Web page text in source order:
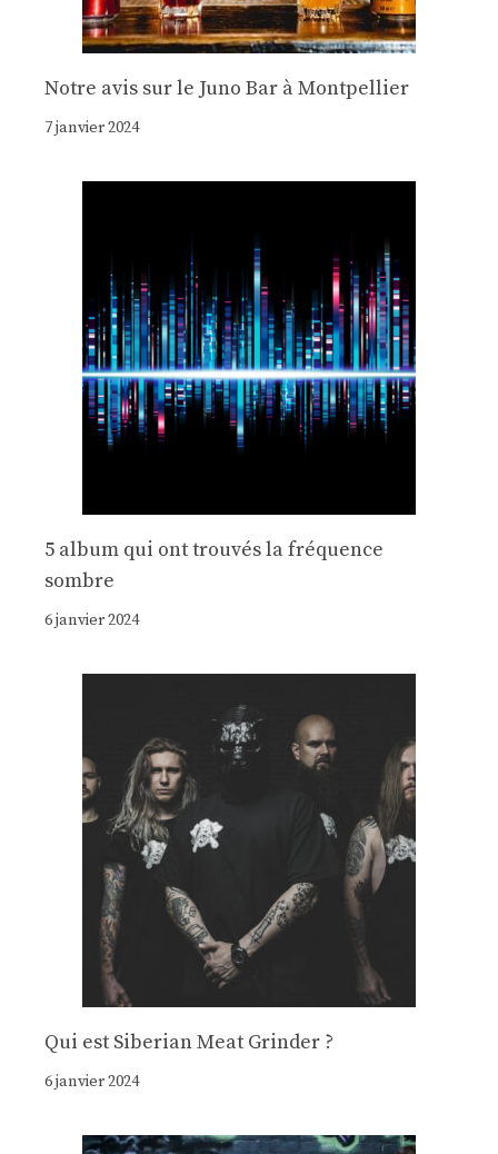
Notre avis sur le Juno Bar à Montpellier
7 janvier 2024
5 album qui ont trouvés la fréquence
sombre
6 janvier 2024
Qui est Siberian Meat Grinder ?
6 janvier 2024